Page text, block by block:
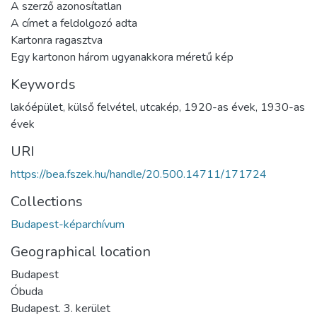
A szerző azonosítatlan
A címet a feldolgozó adta
Kartonra ragasztva
Egy kartonon három ugyanakkora méretű kép
Keywords
lakóépület, külső felvétel, utcakép, 1920-as évek, 1930-as
évek
URI
https://bea.fszek.hu/handle/20.500.14711/171724
Collections
Budapest-képarchívum
Geographical location
Budapest
Óbuda
Budapest. 3. kerület